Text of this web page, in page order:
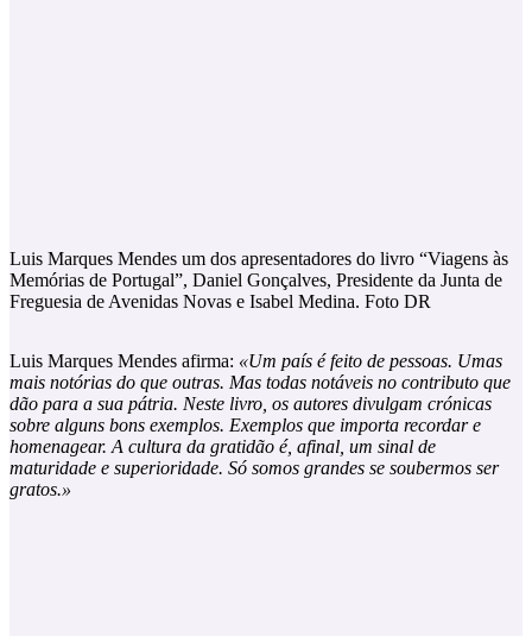
Luis Marques Mendes um dos apresentadores do livro “Viagens às
Memórias de Portugal”, Daniel Gonçalves, Presidente da Junta de
Freguesia de Avenidas Novas e Isabel Medina. Foto DR
Luis Marques Mendes afirma: «Um país é feito de pessoas. Umas
mais notórias do que outras. Mas todas notáveis no contributo que
dão para a sua pátria. Neste livro, os autores divulgam crónicas
sobre alguns bons exemplos. Exemplos que importa recordar e
homenagear. A cultura da gratidão é, afinal, um sinal de
maturidade e superioridade. Só somos grandes se soubermos ser
gratos.»